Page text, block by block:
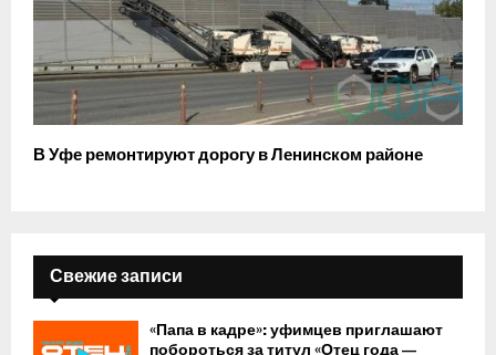
В Уфе ремонтируют дорогу в Ленинском районе
Свежие записи
«Папа в кадре»: уфимцев приглашают
побороться за титул «Отец года —